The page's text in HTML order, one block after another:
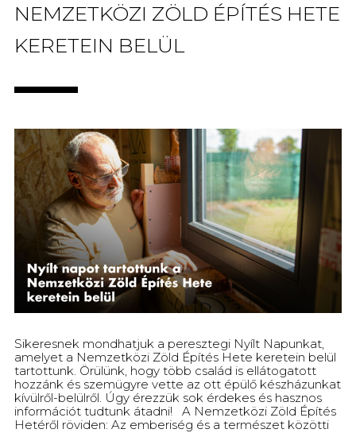
NEMZETKÖZI ZÖLD ÉPÍTÉS HETE
KERETEIN BELÜL
Sikeresnek mondhatjuk a peresztegi Nyílt Napunkat,
amelyet a Nemzetközi Zöld Építés Hete keretein belül
tartottunk. Örülünk, hogy több család is ellátogatott
hozzánk és szemügyre vette az ott épülő készházunkat
kívülről-belülről. Úgy érezzük sok érdekes és hasznos
információt tudtunk átadni! A Nemzetközi Zöld Építés
Hetéről röviden: Az emberiség és a természet közötti